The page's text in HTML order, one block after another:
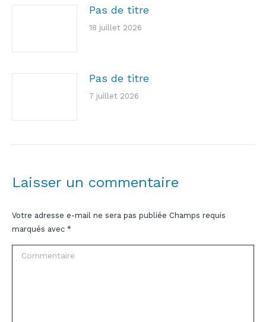
Pas de titre
18 juillet 2026
Pas de titre
7 juillet 2026
Laisser un commentaire
Votre adresse e-mail ne sera pas publiée Champs requis
marqués avec *
Commentaire